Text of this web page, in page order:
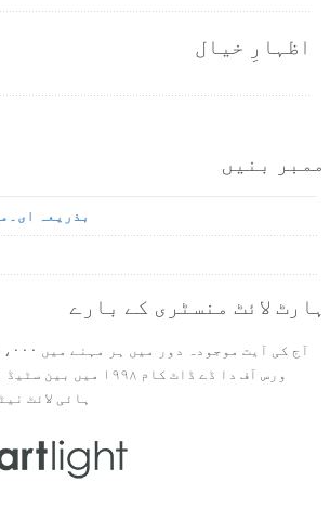
اظہارِ خیال
ممبر بنیں
بذریعہ
ہارٹ لائٹ منسٹری کے بارے
ہائی لائٹ